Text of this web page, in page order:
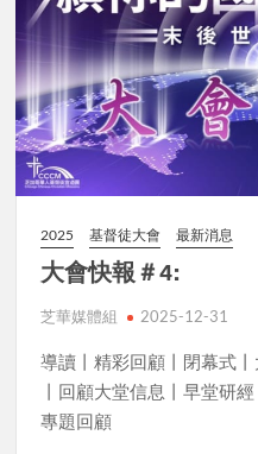
2025 基督徒大會 最新消息
大會快報＃4:
芝華媒體組 2025-12-31
導讀丨精彩回顧丨閉幕式
丨回顧大堂信息丨早堂研
專題回顧